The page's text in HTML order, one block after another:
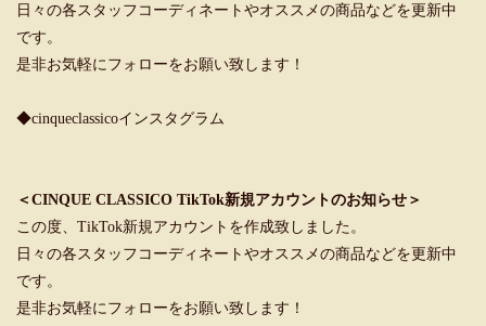
日々の各スタッフコーディネートやオススメの商品などを更新中
です。
是非お気軽にフォローをお願い致します！
◆cinqueclassicoインスタグラム
＜CINQUE CLASSICO TikTok新規アカウントのお知らせ＞
この度、TikTok新規アカウントを作成致しました。
日々の各スタッフコーディネートやオススメの商品などを更新中
です。
是非お気軽にフォローをお願い致します！